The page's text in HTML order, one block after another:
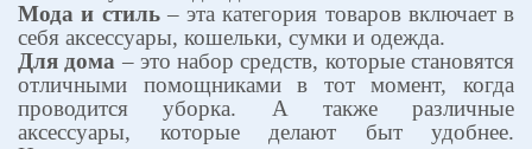
Мода и стиль– эта категория товаров включает в
себя аксессуары, кошельки, сумки и одежда.
Для дома – это набор средств, которые становятся
отличными помощниками в тот момент, когда
проводится уборка. А также различные
аксессуары, которые делают быт удобнее.